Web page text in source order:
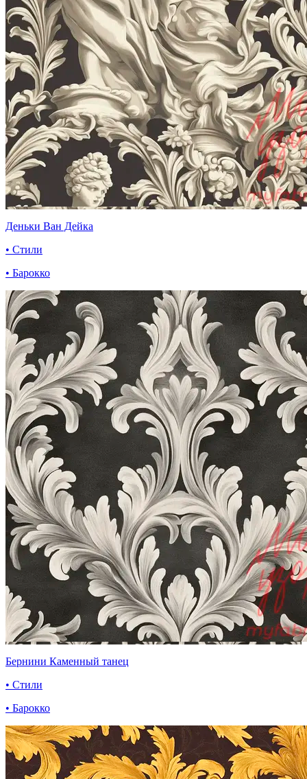
Деньки Ван Дейка
• Стили
• Барокко
Бернини Каменный танец
• Стили
• Барокко